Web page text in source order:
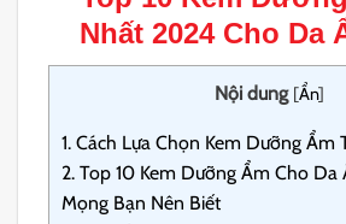
Nhất 2024 Cho Da
Nội dung [Ẩn]
1. Cách Lựa Chọn Kem Dưỡng Ẩm
2. Top 10 Kem Dưỡng Ẩm Cho Da
Mọng Bạn Nên Biết